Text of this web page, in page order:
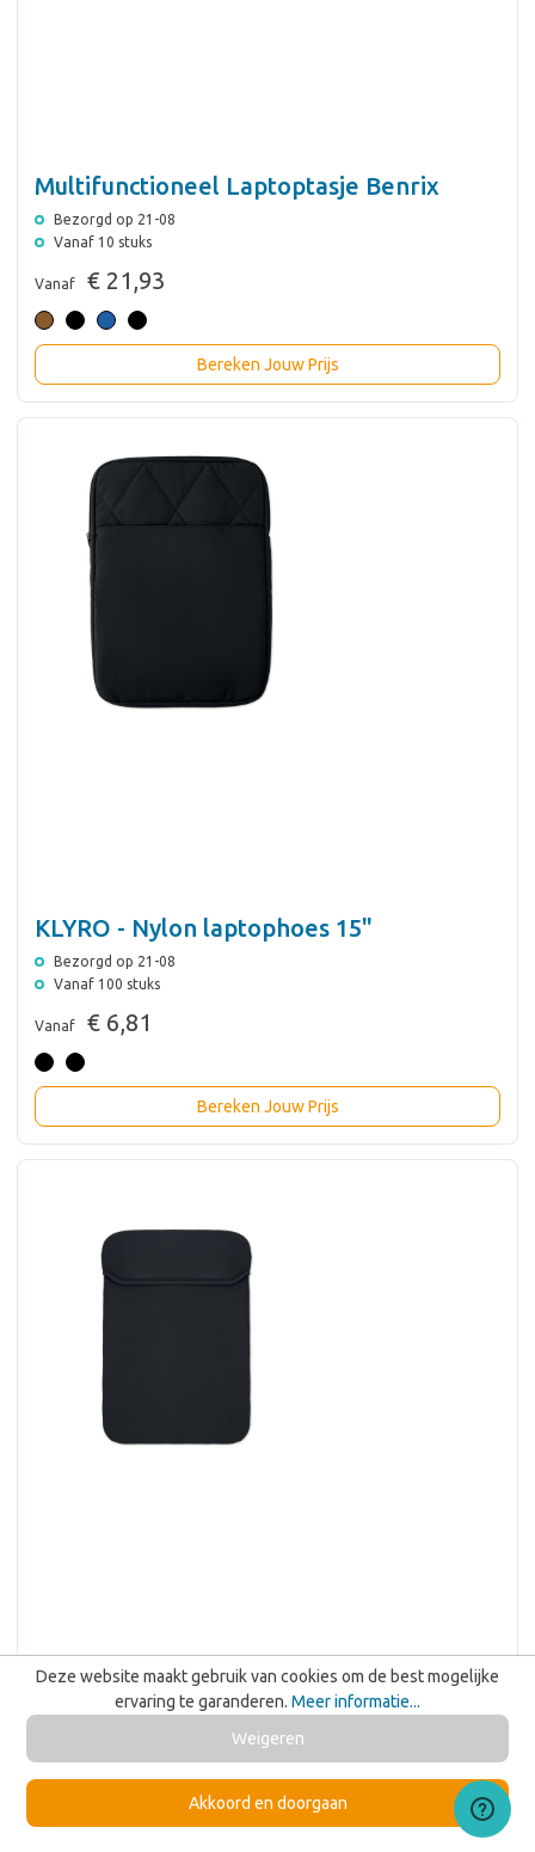
Multifunctioneel Laptoptasje Benrix
Bezorgd op 21-08
Vanaf 10 stuks
Vanaf € 21,93
Bereken Jouw Prijs
KLYRO - Nylon laptophoes 15"
Bezorgd op 21-08
Vanaf 100 stuks
Vanaf € 6,81
Bereken Jouw Prijs
NEOSLEEVE11 - Neopreen tablethoes
Deze website maakt gebruik van cookies om de best mogelijke
ervaring te garanderen. Meer informatie...
Weigeren
Akkoord en doorgaan